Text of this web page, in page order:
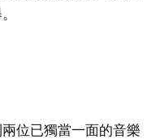
位已獨當一面的音樂